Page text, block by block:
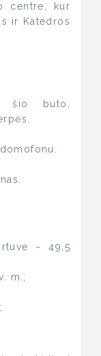
centre, kur
ir Katedros
šio buto,
~ 49,5
m.;